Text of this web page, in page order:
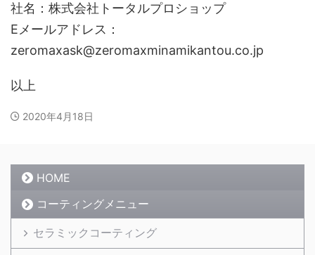
社名：株式会社トータルプロショップ
Eメールアドレス：
zeromaxask@zeromaxminamikantou.co.jp
以上
2020年4月18日
HOME
コーティングメニュー
セラミックコーティング